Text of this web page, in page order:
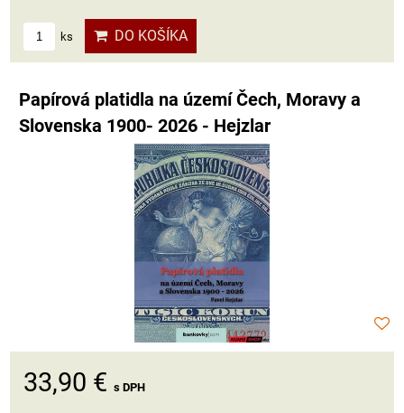
ks DO KOŠÍKA
Papírová platidla na území Čech, Moravy a
Slovenska 1900- 2026 - Hejzlar
33,90 € s DPH